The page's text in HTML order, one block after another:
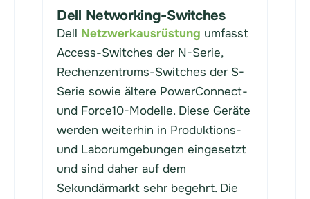
Dell Networking-Switches
Dell Netzwerkausrüstung umfasst
Access-Switches der N-Serie,
Rechenzentrums-Switches der S-
Serie sowie ältere PowerConnect-
und Force10-Modelle. Diese Geräte
werden weiterhin in Produktions-
und Laborumgebungen eingesetzt
und sind daher auf dem
Sekundärmarkt sehr begehrt. Die